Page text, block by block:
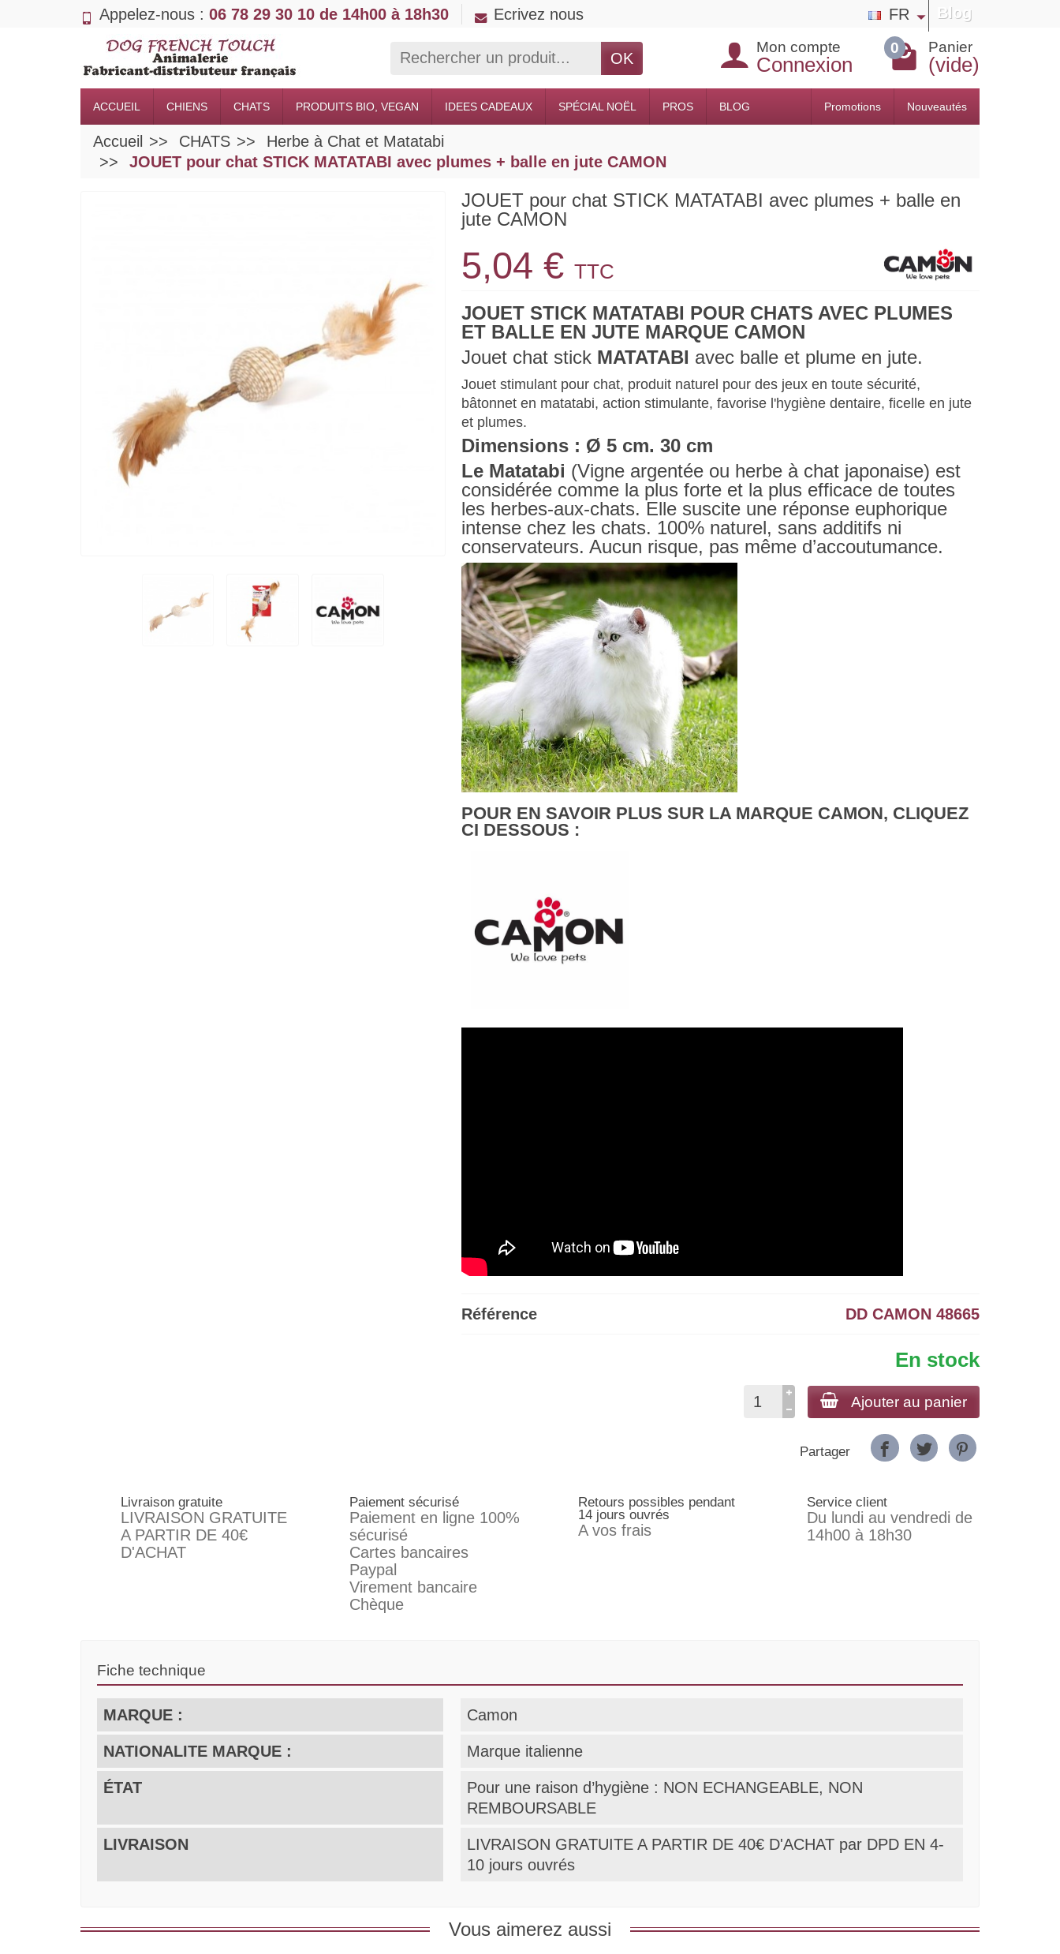
Appelez-nous : 06 78 29 30 10 de 14h00 à 18h30 Ecrivez nous FR Blog
OK
Mon compte
Connexion
0 Panier
(vide)
ACCUEIL CHIENS CHATS PRODUITS BIO, VEGAN IDEES CADEAUX SPÉCIAL NOËL PROS BLOG Promotions Nouveautés
Accueil CHATS
Herbe à Chat et Matatabi
JOUET pour chat STICK MATATABI avec plumes + balle en jute CAMON
JOUET pour chat STICK MATATABI avec plumes + balle en
jute CAMON
5,04 €TTC
JOUET STICK MATATABI POUR CHATS AVEC PLUMES
ET BALLE EN JUTE MARQUE CAMON
Jouet chat stick MATATABI avec balle et plume en jute.
Jouet stimulant pour chat, produit naturel pour des jeux en toute sécurité,
bâtonnet en matatabi, action stimulante, favorise l'hygiène dentaire, ficelle en jute
et plumes.
Dimensions : Ø 5 cm. 30 cm
Le Matatabi (Vigne argentée ou herbe à chat japonaise) est
considérée comme la plus forte et la plus efficace de toutes
les herbes-aux-chats. Elle suscite une réponse euphorique
intense chez les chats. 100% naturel, sans additifs ni
conservateurs. Aucun risque, pas même d’accoutumance.
POUR EN SAVOIR PLUS SUR LA MARQUE CAMON, CLIQUEZ
CI DESSOUS :
Référence DD CAMON 48665
En stock
Ajouter au panier
Partager
Livraison gratuite
LIVRAISON GRATUITE
A PARTIR DE 40€
D'ACHAT
Paiement sécurisé
Paiement en ligne 100%
sécurisé
Cartes bancaires
Paypal
Virement bancaire
Chèque
Retours possibles pendant
14 jours ouvrés
A vos frais
Service client
Du lundi au vendredi de
14h00 à 18h30
Fiche technique
MARQUE : Camon
NATIONALITE MARQUE : Marque italienne
ÉTAT
Pour une raison d’hygiène : NON ECHANGEABLE, NON
REMBOURSABLE
LIVRAISON
LIVRAISON GRATUITE A PARTIR DE 40€ D'ACHAT par DPD EN 4-
10 jours ouvrés
Vous aimerez aussi